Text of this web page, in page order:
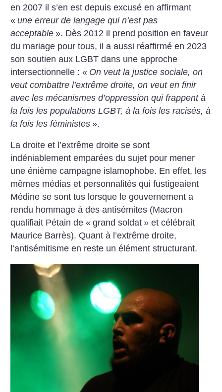
en 2007 il s’en est depuis excusé en affirmant
« une erreur de langage qui n’est pas
acceptable ». Dès 2012 il prend position en faveur
du mariage pour tous, il a aussi réaffirmé en 2023
son soutien aux LGBT dans une approche
intersectionnelle : « On veut la justice sociale, on
veut combattre l’extrême droite, on veut en finir
avec les mécanismes d’oppression qui frappent à
la fois les populations LGBT, à la fois les racisés, à
la fois les féministes ».
La droite et l’extrême droite se sont
indéniablement emparées du sujet pour mener
une énième campagne islamophobe. En effet, les
mêmes médias et personnalités qui fustigeaient
Médine se sont tus lorsque le gouvernement a
rendu hommage à des antisémites (Macron
qualifiait Pétain de « grand soldat » et célébrait
Maurice Barrès). Quant à l’extrême droite,
l’antisémitisme en reste un élément structurant.